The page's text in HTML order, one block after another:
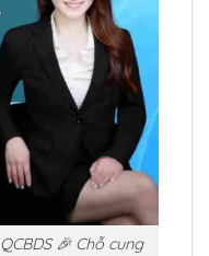
🎉 Chỗ cung